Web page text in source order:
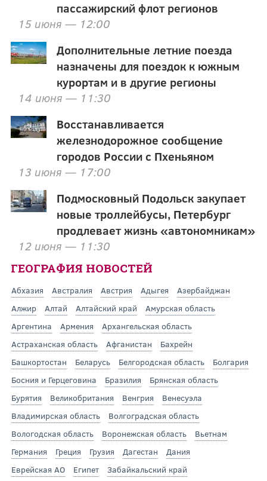
пассажирский флот регионов
15 июня — 12:00
Дополнительные летние поезда
назначены для поездок к южным
курортам и в другие регионы
14 июня — 11:30
Восстанавливается
железнодорожное сообщение
городов России с Пхеньяном
13 июня — 17:00
Подмосковный Подольск закупает
новые троллейбусы, Петербург
продлевает жизнь «автономникам»
12 июня — 11:30
ГЕОГРАФИЯ НОВОСТЕЙ
Абхазия Австралия Австрия Адыгея
Азербайджан
Алжир
Алтай Алтайский край
Амурская область
Аргентина
Армения
Архангельская область
Астраханская область
Афганистан
Бахрейн
Башкортостан
Беларусь Белгородская область
Болгария
Босния и Герцеговина
Бразилия
Брянская область
Бурятия
Великобритания Венгрия
Венесуэла
Владимирская область
Волгоградская область
Вологодская область
Воронежская область
Вьетнам
Германия
Греция Грузия Дагестан
Дания
Еврейская АО
Египет
Забайкальский край